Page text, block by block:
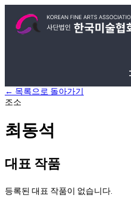
← 목록으로 돌아가기
조소
최동석
대표 작품
등록된 대표 작품이 없습니다.